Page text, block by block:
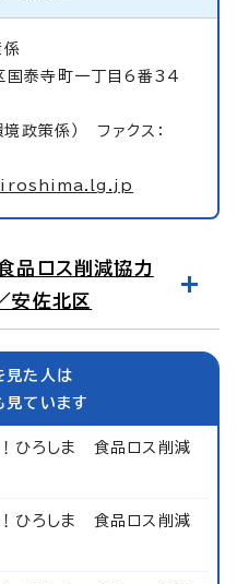
係
泰寺町一丁目6番34
策係） ファクス：
品ロス削減協力
安佐北区
見た人は
見ています
ひろしま 食品ロス削減
ひろしま 食品ロス削減